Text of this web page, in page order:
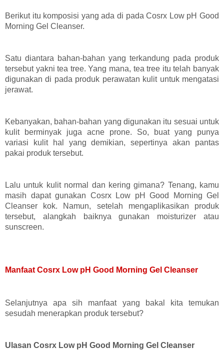
Berikut itu komposisi yang ada di pada Cosrx Low pH Good
Morning Gel Cleanser.
Satu diantara bahan-bahan yang terkandung pada produk
tersebut yakni tea tree. Yang mana, tea tree itu telah banyak
digunakan di pada produk perawatan kulit untuk mengatasi
jerawat.
Kebanyakan, bahan-bahan yang digunakan itu sesuai untuk
kulit berminyak juga acne prone. So, buat yang punya
variasi kulit hal yang demikian, sepertinya akan pantas
pakai produk tersebut.
Lalu untuk kulit normal dan kering gimana? Tenang, kamu
masih dapat gunakan Cosrx Low pH Good Morning Gel
Cleanser kok. Namun, setelah mengaplikasikan produk
tersebut, alangkah baiknya gunakan moisturizer atau
sunscreen.
Manfaat Cosrx Low pH Good Morning Gel Cleanser
Selanjutnya apa sih manfaat yang bakal kita temukan
sesudah menerapkan produk tersebut?
Ulasan Cosrx Low pH Good Morning Gel Cleanser